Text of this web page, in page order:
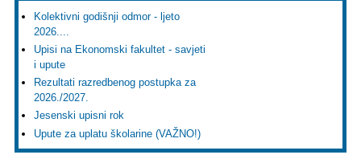
Kolektivni godišnji odmor - ljeto
2026....
Upisi na Ekonomski fakultet - savjeti
i upute
Rezultati razredbenog postupka za
2026./2027.
Jesenski upisni rok
Upute za uplatu školarine (VAŽNO!)